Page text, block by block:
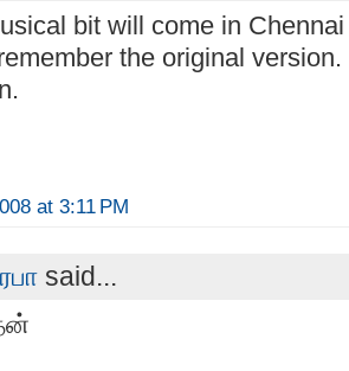
bit will come in
the original
at 3:11 PM
said...